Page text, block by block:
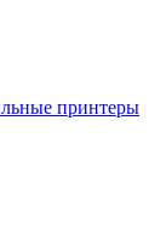
принтеры